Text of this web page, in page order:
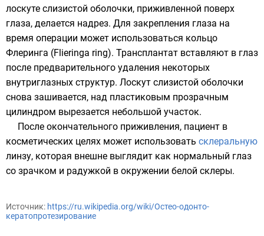
лоскуте слизистой оболочки, приживленной поверх
глаза, делается надрез. Для закрепления глаза на
время операции может использоваться кольцо
Флеринга (Flieringa ring). Трансплантат вставляют в глаз
после предварительного удаления некоторых
внутриглазных структур. Лоскут слизистой оболочки
снова зашивается, над пластиковым прозрачным
цилиндром вырезается небольшой участок.
После окончательного приживления, пациент в
косметических целях может использовать склеральную
линзу, которая внешне выглядит как нормальный глаз
со зрачком и радужкой в окружении белой склеры.
Источник: https://ru.wikipedia.org/wiki/Остео-одонто-
кератопротезирование